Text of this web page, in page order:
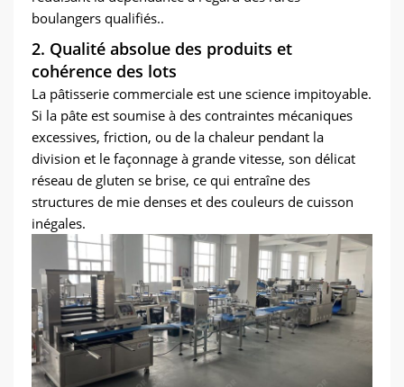
boulangers qualifiés..
2. Qualité absolue des produits et
cohérence des lots
La pâtisserie commerciale est une science impitoyable.
Si la pâte est soumise à des contraintes mécaniques
excessives, friction, ou de la chaleur pendant la
division et le façonnage à grande vitesse, son délicat
réseau de gluten se brise, ce qui entraîne des
structures de mie denses et des couleurs de cuisson
inégales.